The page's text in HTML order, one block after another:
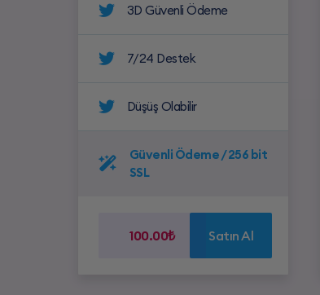
3D Güvenli Ödeme
7/24 Destek
Düşüş Olabilir
Güvenli Ödeme / 256 bit
SSL
100.00₺ Satın Al